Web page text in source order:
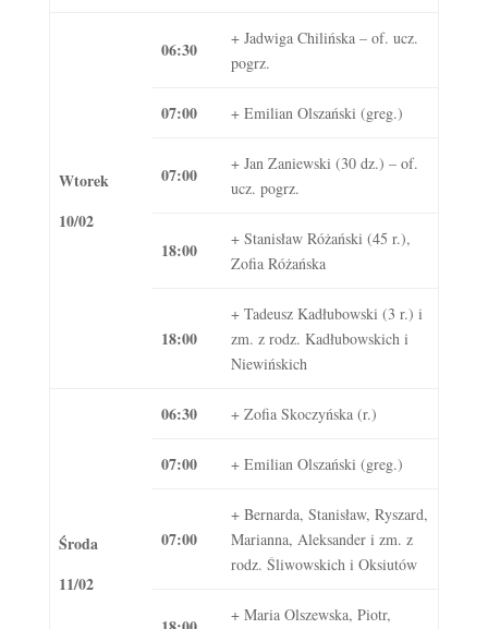
Wtorek
10/02
06:30
+ Jadwiga Chilińska – of. ucz.
pogrz.
07:00 + Emilian Olszański (greg.)
07:00
+ Jan Zaniewski (30 dz.) – of.
ucz. pogrz.
18:00
+ Stanisław Różański (45 r.),
Zofia Różańska
18:00
+ Tadeusz Kadłubowski (3 r.) i
zm. z rodz. Kadłubowskich i
Niewińskich
Środa
11/02
06:30 + Zofia Skoczyńska (r.)
07:00 + Emilian Olszański (greg.)
07:00
+ Bernarda, Stanisław, Ryszard,
Marianna, Aleksander i zm. z
rodz. Śliwowskich i Oksiutów
+ Maria Olszewska, Piotr,